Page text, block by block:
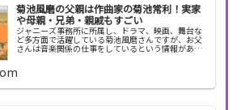
菊池風磨の父親は作曲家の菊池常利！実家
や母親・兄弟・親戚もすごい
ジャニーズ事務所に所属し、ドラマ、映画、舞台な
ど多方面で活躍している菊池風磨さんですが、お父
さんは音楽関係の仕事をしているという情報があり
ました。菊池風磨さんはどんな家庭で育ったのでし
について調...